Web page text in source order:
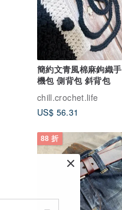
簡約文青風棉麻鉤織手
機包 側背包 斜背包
chill.crochet.life
US$ 56.31
88 折